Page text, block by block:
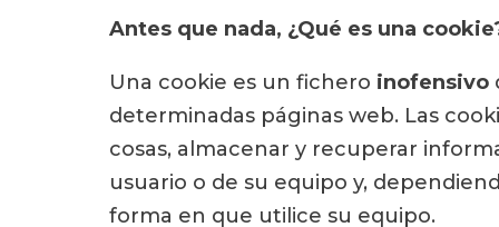
Antes que nada, ¿Qué es una
Una cookie es un fichero inofensivo
determinadas páginas web. Las
cosas, almacenar y recuperar
usuario o de su equipo y,
forma en que utilice su equipo.